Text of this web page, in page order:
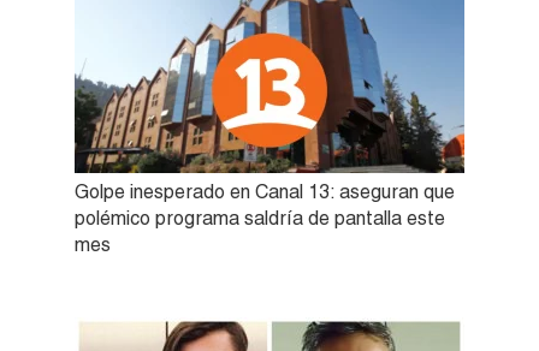
Golpe inesperado en Canal 13: aseguran que
polémico programa saldría de pantalla este
mes